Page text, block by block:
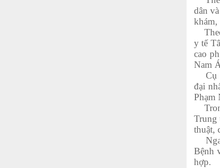
dân
khám,
y tế
cao
Nam
Cụ
đại
Phạm
Trung
thuật,
Bệnh
hợp.